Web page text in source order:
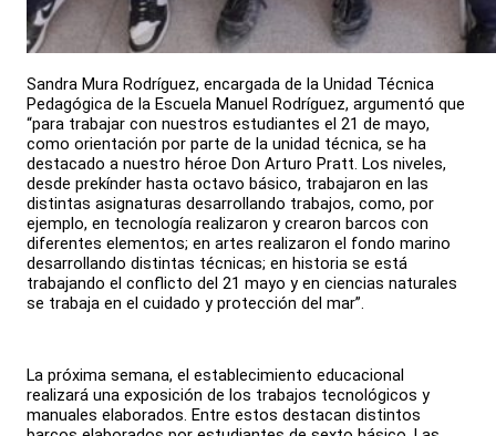
Sandra Mura Rodríguez, encargada de la Unidad Técnica
Pedagógica de la Escuela Manuel Rodríguez, argumentó que
“para trabajar con nuestros estudiantes el 21 de mayo,
como orientación por parte de la unidad técnica, se ha
destacado a nuestro héroe Don Arturo Pratt. Los niveles,
desde prekínder hasta octavo básico, trabajaron en las
distintas asignaturas desarrollando trabajos, como, por
ejemplo, en tecnología realizaron y crearon barcos con
diferentes elementos; en artes realizaron el fondo marino
desarrollando distintas técnicas; en historia se está
trabajando el conflicto del 21 mayo y en ciencias naturales
se trabaja en el cuidado y protección del mar”.
La próxima semana, el establecimiento educacional
realizará una exposición de los trabajos tecnológicos y
manuales elaborados. Entre estos destacan distintos